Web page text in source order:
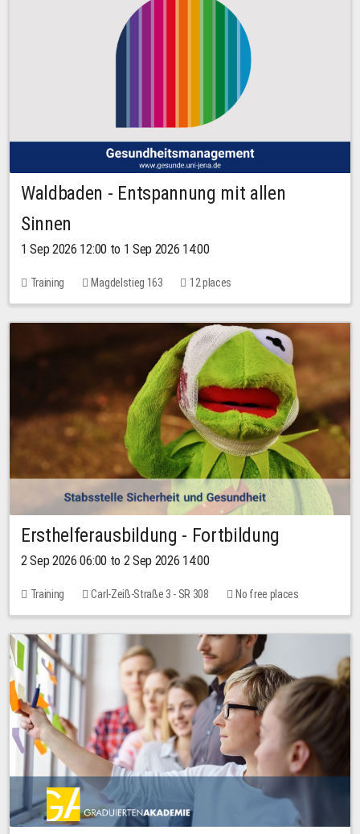
Waldbaden - Entspannung mit allen
Sinnen
1 Sep 2026 12:00 to 1 Sep 2026 14:00
Training Magdelstieg 163 12 places
Ersthelferausbildung - Fortbildung
2 Sep 2026 06:00 to 2 Sep 2026 14:00
Training Carl-Zeiß-Straße 3 - SR 308 No free places